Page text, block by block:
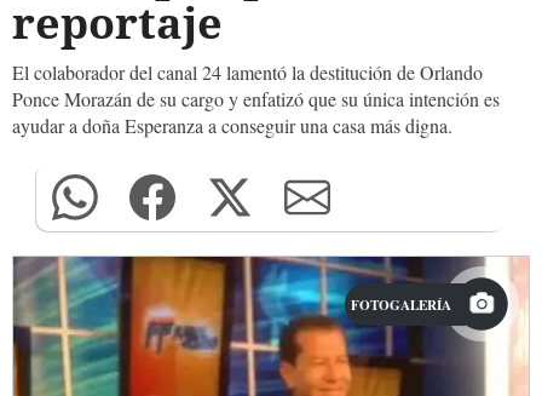
reportaje
El colaborador del canal 24 lamentó la destitución de Orlando
Ponce Morazán de su cargo y enfatizó que su única intención es
ayudar a doña Esperanza a conseguir una casa más digna.
FOTOGALERÍA